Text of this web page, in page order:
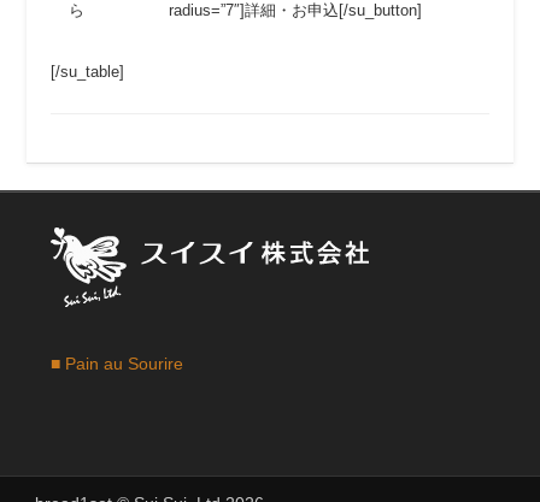
ら
radius=”7″]詳細・お申込[/su_button]
[/su_table]
■ Pain au Sourire